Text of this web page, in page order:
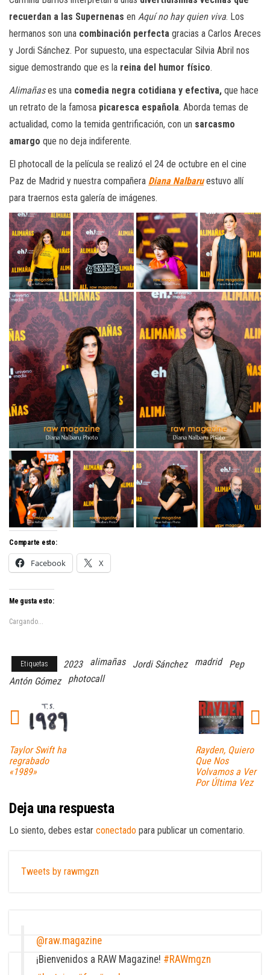
recuerdan a las Supernenas en Aquí no hay quien viva. Los
hermanos son una combinación perfecta gracias a Carlos Areces
y Jordi Sánchez. Por supuesto, una espectacular Silvia Abril nos
sigue demostrando que es la reina del humor físico.
Alimañases una comedia negra cotidiana y efectiva, que hace
un retrato de la famosa picaresca española. Aborda temas de
actualidad, como la temida gentrificación, con un sarcasmo
amargo que no deja indiferente.
El photocall de la película se realizó el 24 de octubre en el cine
Paz de Madrid y nuestra compañera Diana Nalbaruestuvo allí
para traernos esta galería de imágenes.
Comparte esto:
Facebook X
Me gusta esto:
Cargando...
Etiquetas 2023 alimañas Jordi Sánchez madrid
Pep
Antón Gómez
photocall
Taylor Swift ha
regrabado
«1989»
Rayden, Quiero
Que Nos
Volvamos a Ver
Por Última Vez
Deja una respuesta
Lo siento, debes estar conectado para publicar un comentario.
Tweets by rawmgzn
@raw.magazine
¡Bienvenidos a RAW Magazine! #RAWmgzn